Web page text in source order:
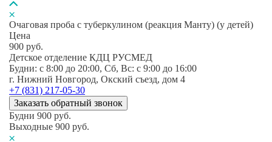
Очаговая проба с туберкулином (реакция Манту) (у детей)
Цена
900 руб.
Детское отделение КДЦ РУСМЕД
Будни: c 8:00 до 20:00, Сб, Вс: c 9:00 до 16:00
г. Нижний Новгород, Окский съезд, дом 4
+7 (831) 217-05-30
Заказать обратный звонок
Будни 900 руб.
Выходные 900 руб.